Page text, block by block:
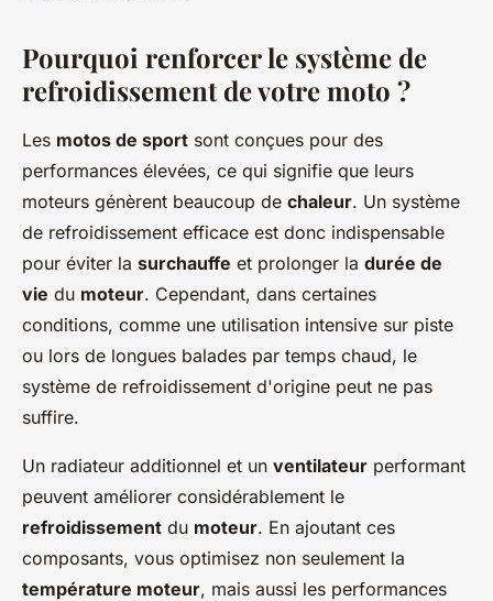
Pourquoi renforcer le système de
refroidissement de votre moto ?
Les motos de sport sont conçues pour des
performances élevées, ce qui signifie que leurs
moteurs génèrent beaucoup de chaleur. Un système
de refroidissement efficace est donc indispensable
pour éviter la surchauffe et prolonger la durée de
vie du moteur. Cependant, dans certaines
conditions, comme une utilisation intensive sur piste
ou lors de longues balades par temps chaud, le
système de refroidissement d'origine peut ne pas
suffire.
Un radiateur additionnel et un ventilateur performant
peuvent améliorer considérablement le
refroidissement du moteur. En ajoutant ces
composants, vous optimisez non seulement la
température moteur, mais aussi les performances